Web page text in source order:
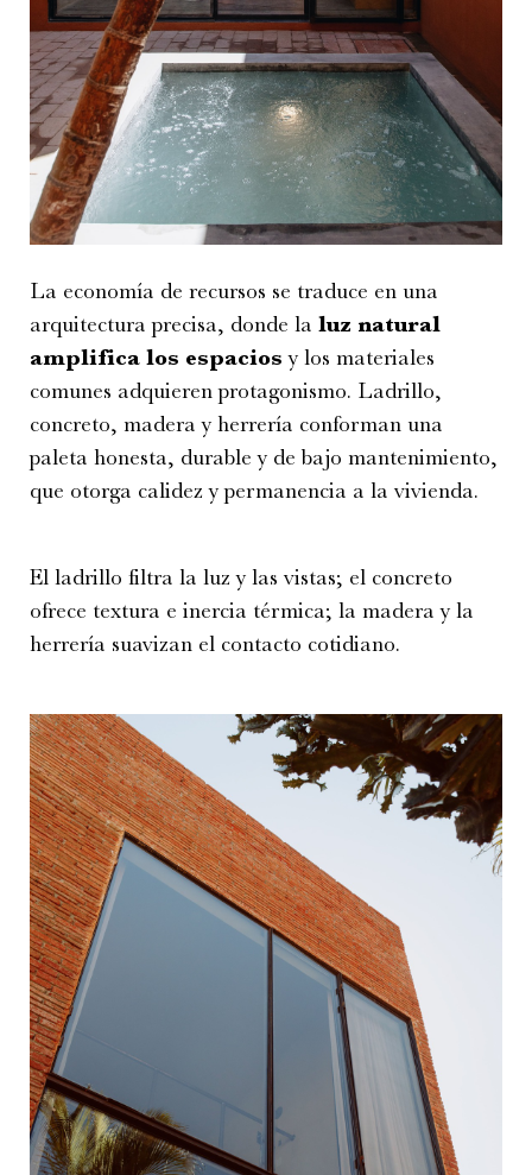
La economía de recursos se traduce en una
arquitectura precisa, donde la luz natural
amplifica los espacios y los materiales
comunes adquieren protagonismo. Ladrillo,
concreto, madera y herrería conforman una
paleta honesta, durable y de bajo mantenimiento,
que otorga calidez y permanencia a la vivienda.
El ladrillo filtra la luz y las vistas; el concreto
ofrece textura e inercia térmica; la madera y la
herrería suavizan el contacto cotidiano.